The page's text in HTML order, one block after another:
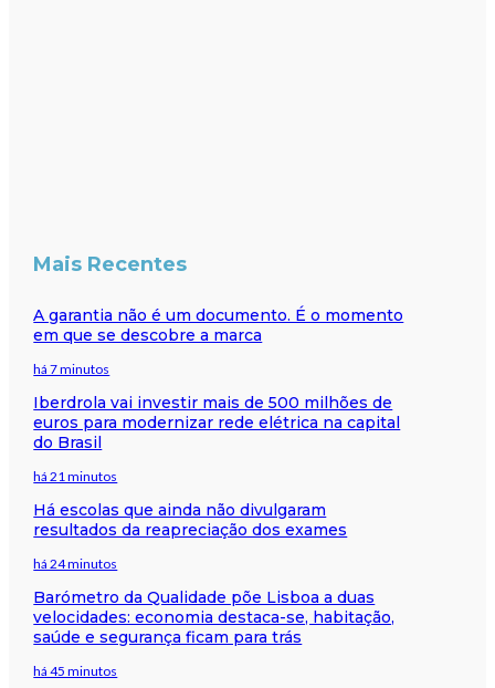
Mais Recentes
A garantia não é um documento. É o momento
em que se descobre a marca
há 7 minutos
Iberdrola vai investir mais de 500 milhões de
euros para modernizar rede elétrica na capital
do Brasil
há 21 minutos
Há escolas que ainda não divulgaram
resultados da reapreciação dos exames
há 24 minutos
Barómetro da Qualidade põe Lisboa a duas
velocidades: economia destaca-se, habitação,
saúde e segurança ficam para trás
há 45 minutos